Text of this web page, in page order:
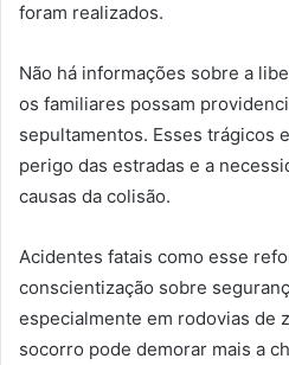
foram realizados.
Não há informações sobre a
os familiares possam
sepultamentos. Esses trágicos
perigo das estradas e a
causas da colisão.
Acidentes fatais como esse
conscientização sobre
especialmente em rodovias de
socorro pode demorar mais a